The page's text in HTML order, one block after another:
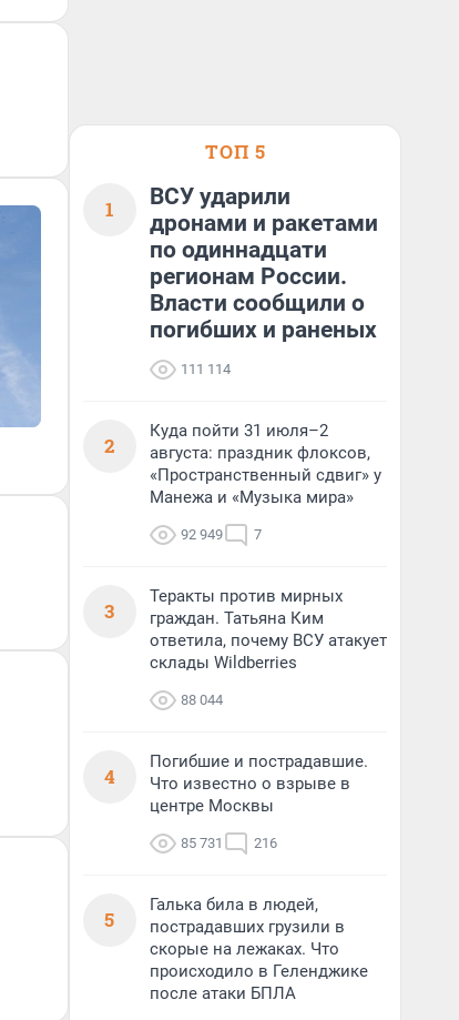
ТОП 5
1
ВСУ ударили
дронами и ракетами
по одиннадцати
регионам России.
Власти сообщили о
погибших и раненых
111 114
2
Куда пойти 31 июля–2
августа: праздник флоксов,
«Пространственный сдвиг» у
Манежа и «Музыка мира»
92 949 7
3
Теракты против мирных
граждан. Татьяна Ким
ответила, почему ВСУ атакует
склады Wildberries
88 044
4
Погибшие и пострадавшие.
Что известно о взрыве в
центре Москвы
85 731 216
5
Галька била в людей,
пострадавших грузили в
скорые на лежаках. Что
происходило в Геленджике
после атаки БПЛА